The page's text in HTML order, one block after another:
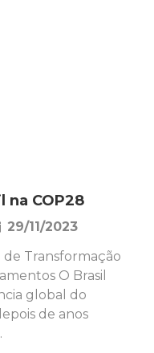
na COP28
29/11/2023
de Transformação
O Brasil
global do
de anos